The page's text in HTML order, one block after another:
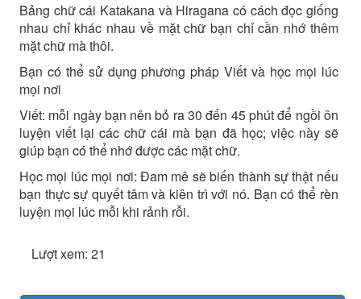
Bảng chữ cái Katakana và Hiragana có cách đọc giống
nhau chỉ khác nhau về mặt chữ bạn chỉ cần nhớ thêm
mặt chữ mà thôi.
Bạn có thể sử dụng phương pháp Viết và học mọi lúc
mọi nơi
Viết: mỗi ngày bạn nên bỏ ra 30 đến 45 phút để ngồi ôn
luyện viết lại các chữ cái mà bạn đã học; việc này sẽ
giúp bạn có thể nhớ được các mặt chữ.
Học mọi lúc mọi nơi: Đam mê sẽ biến thành sự thật nếu
bạn thực sự quyết tâm và kiên trì với nó. Bạn có thể rèn
luyện mọi lúc mỗi khi rảnh rỗi.
Lượt xem: 21